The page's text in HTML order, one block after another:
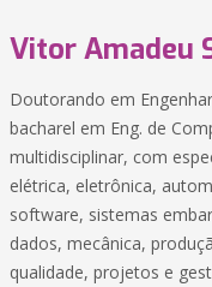
Vitor Amadeu
Doutorando em
bacharel em Eng. de
multidisciplinar, com
elétrica, eletrônica,
software, sistemas
dados, mecânica,
qualidade, projetos e